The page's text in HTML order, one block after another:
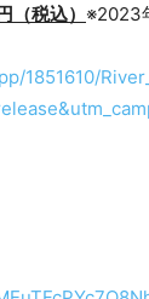
税込） ※2023
1851610/